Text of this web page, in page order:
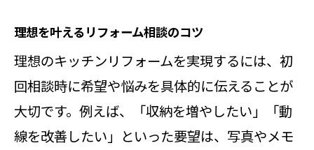
方
計画的なリフォーム進行で失敗を防
ぐ
施工会社との打ち合わせポイントを
解説
理想を叶えるリフォーム相談のコツ
理想のキッチンリフォームを実現するには、初
回相談時に希望や悩みを具体的に伝えることが
大切です。例えば、「収納を増やしたい」「動
線を改善したい」といった要望は、写真やメモ